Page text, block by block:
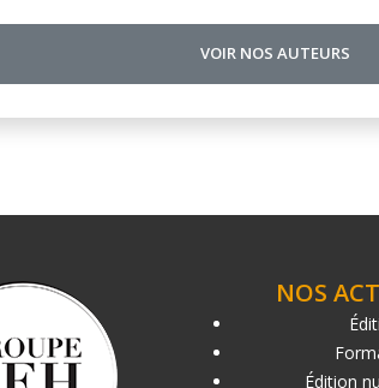
VOIR NOS AUTEURS
NOS
Édition